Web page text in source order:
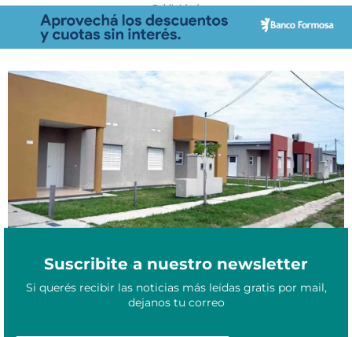
- Publicidad -
Corrientes: familias adjudicatarias del INVICO exigen la entrega
de viviendas y advierten con ocuparlas
Marzo 26, 2026
Suscribite a nuestro newsletter
Si querés recibir las noticias más leídas gratis por mail,
dejanos tu correo